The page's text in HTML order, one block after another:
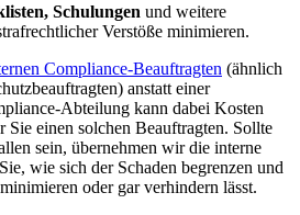
Schulungen und weitere
Verstöße minimieren.
Compliance-Beauftragten (ähnlich
anstatt einer
Abteilung kann dabei Kosten
Sie einen solchen Beauftragten. Sollte
sein, übernehmen wir die interne
wie sich der Schaden begrenzen und
oder gar verhindern lässt.